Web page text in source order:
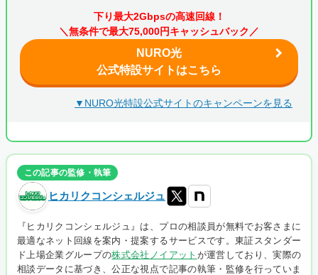
下り最大2Gbpsの高速回線！
＼無条件で最大75,000円キャッシュバック／
NURO光
公式特設サイトはこちら
▼NURO光特設公式サイトのキャンペーンを見る
この記事の監修・執筆
ヒカリクコンシェルジュ
『ヒカリクコンシェルジュ』は、プロの相談員が無料でお客さまに
最適なネット回線を案内・提案するサービスです。東証スタンダー
ド上場企業グループの株式会社ノイアット が運営しており、実際の
相談データに基づき、公正な視点で記事の執筆・監修を行っていま